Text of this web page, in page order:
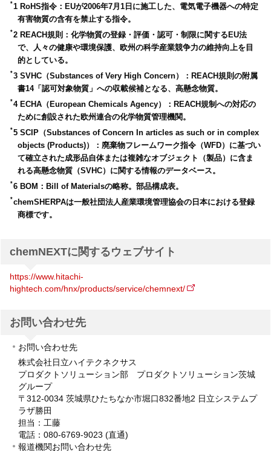
*1 RoHS指令：EUが2006年7月1日に施工した、電気電子機器への特定
有害物質の含有を禁止する指令。
*2 REACH規則：化学物質の登録・評価・認可・制限に関するEU法
で、人々の健康や環境保護、欧州の科学産業競争力の維持向上を目
的としている。
*3 SVHC（Substances of Very High Concern）：REACH規則の附属
書14「認可対象物質」への収載候補となる、高懸念物質。
*4 ECHA（European Chemicals Agency）：REACH規制への対応の
ために創設された欧州連合の化学物質管理機関。
*5 SCIP（Substances of Concern In articles as such or in complex
objects (Products)）：廃棄物フレームワーク指令（WFD）に基づい
て確立された成形品自体または複雑なオブジェクト（製品）に含ま
れる高懸念物質（SVHC）に関する情報のデータベース。
*6 BOM：Bill of Materialsの略称。部品構成表。
*chemSHERPAは一般社団法人産業環境管理協会の日本における登録
商標です。
chemNEXTに関するウェブサイト
https://www.hitachi-
hightech.com/hnx/products/service/chemnext/
お問い合わせ先
お問い合わせ先
株式会社日立ハイテクネクサス
プロダクトソリューション部 プロダクトソリューション茨城
グループ
〒312-0034 茨城県ひたちなか市堀口832番地2 日立システムプ
ラザ勝田
担当：工藤
電話：080-6769-9023 (直通)
報道機関お問い合わせ先